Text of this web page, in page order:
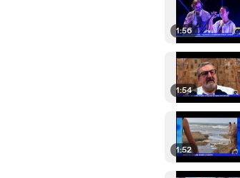
1:56
1:54
1:52